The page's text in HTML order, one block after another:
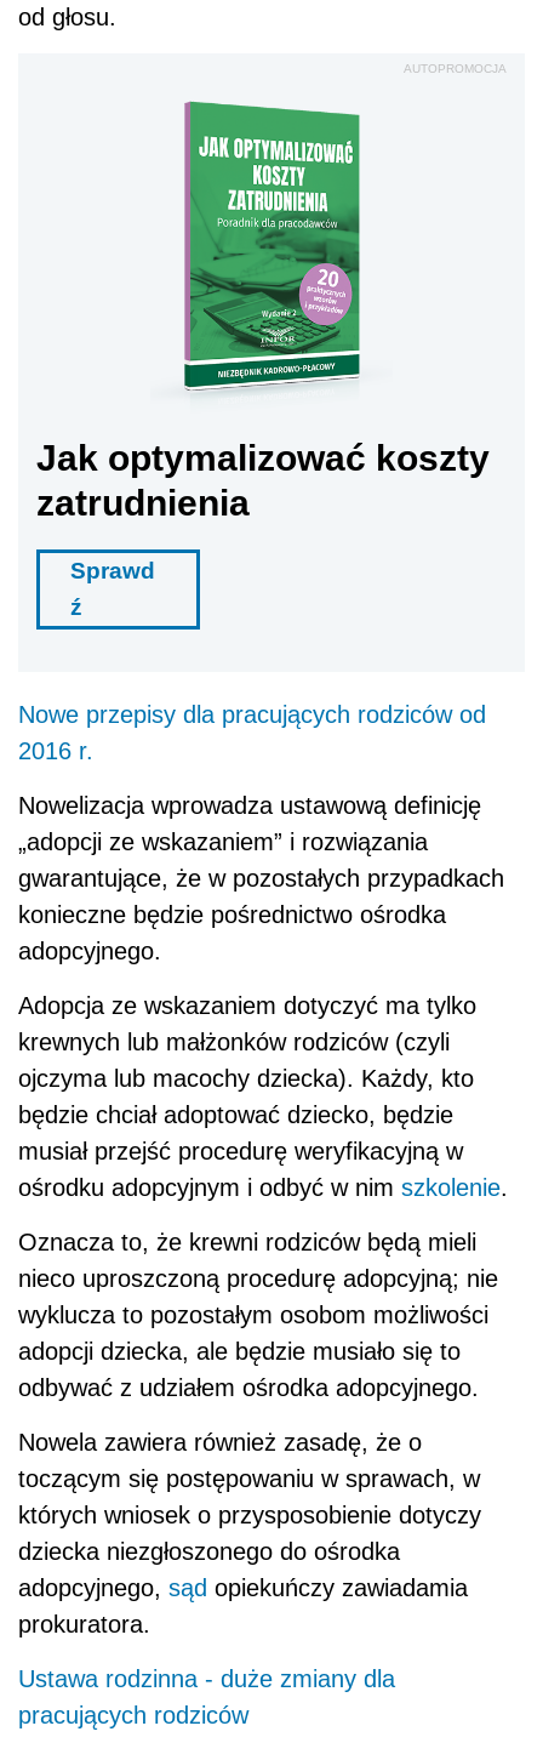
od głosu.
AUTOPROMOCJA
Jak optymalizować koszty
zatrudnienia
Sprawd
ź
Nowe przepisy dla pracujących rodziców od
2016 r.
Nowelizacja wprowadza ustawową definicję
„adopcji ze wskazaniem” i rozwiązania
gwarantujące, że w pozostałych przypadkach
konieczne będzie pośrednictwo ośrodka
adopcyjnego.
Adopcja ze wskazaniem dotyczyć ma tylko
krewnych lub małżonków rodziców (czyli
ojczyma lub macochy dziecka). Każdy, kto
będzie chciał adoptować dziecko, będzie
musiał przejść procedurę weryfikacyjną w
ośrodku adopcyjnym i odbyć w nim szkolenie.
Oznacza to, że krewni rodziców będą mieli
nieco uproszczoną procedurę adopcyjną; nie
wyklucza to pozostałym osobom możliwości
adopcji dziecka, ale będzie musiało się to
odbywać z udziałem ośrodka adopcyjnego.
Nowela zawiera również zasadę, że o
toczącym się postępowaniu w sprawach, w
których wniosek o przysposobienie dotyczy
dziecka niezgłoszonego do ośrodka
adopcyjnego, sąd opiekuńczy zawiadamia
prokuratora.
Ustawa rodzinna - duże zmiany dla
pracujących rodziców